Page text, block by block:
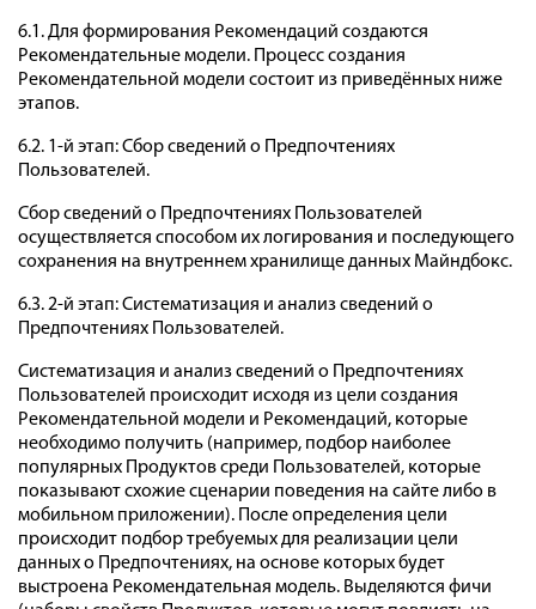
6.1. Для формирования Рекомендаций создаются
Рекомендательные модели. Процесс создания
Рекомендательной модели состоит из приведённых ниже
этапов.
6.2. 1-й этап: Сбор сведений о Предпочтениях
Пользователей.
Сбор сведений о Предпочтениях Пользователей
осуществляется способом их логирования и последующего
сохранения на внутреннем хранилище данных Майндбокс.
6.3. 2-й этап: Систематизация и анализ сведений о
Предпочтениях Пользователей.
Систематизация и анализ сведений о Предпочтениях
Пользователей происходит исходя из цели создания
Рекомендательной модели и Рекомендаций, которые
необходимо получить (например, подбор наиболее
популярных Продуктов среди Пользователей, которые
показывают схожие сценарии поведения на сайте либо в
мобильном приложении). После определения цели
происходит подбор требуемых для реализации цели
данных о Предпочтениях, на основе которых будет
выстроена Рекомендательная модель. Выделяются фичи